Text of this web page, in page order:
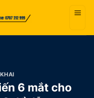
6 mắt cho